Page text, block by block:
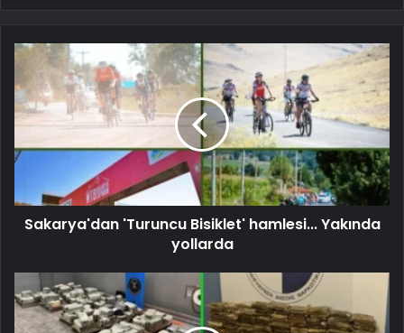
Sakarya'dan 'Turuncu Bisiklet' hamlesi... Yakında
yollarda